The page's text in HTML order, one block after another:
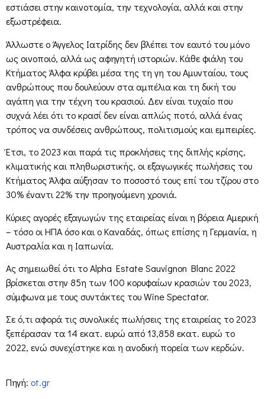
εστιάσει στην καινοτομία, την τεχνολογία, αλλά και στην
εξωστρέφεια.
Άλλωστε ο Άγγελος Ιατρίδης δεν βλέπει τον εαυτό του μόνο
ως οινοποιό, αλλά ως αφηγητή ιστοριών. Κάθε φιάλη του
Κτήματος Άλφα κρύβει μέσα της τη γη του Αμυνταίου, τους
ανθρώπους που δουλεύουν στα αμπέλια και τη δική του
αγάπη για την τέχνη του κρασιού. Δεν είναι τυχαίο που
συχνά λέει ότι το κρασί δεν είναι απλώς ποτό, αλλά ένας
τρόπος να συνδέσεις ανθρώπους, πολιτισμούς και εμπειρίες.
Έτσι, το 2023 και παρά τις προκλήσεις της διπλής κρίσης,
κλιματικής και πληθωριστικής, οι εξαγωγικές πωλήσεις του
Κτήματος Άλφα αύξησαν το ποσοστό τους επί του τζίρου στο
30% έναντι 22% την προηγούμενη χρονιά.
Κύριες αγορές εξαγωγών της εταιρείας είναι η βόρεια Αμερική
– τόσο οι ΗΠΑ όσο και ο Καναδάς, όπως επίσης η Γερμανία, η
Αυστραλία και η Ιαπωνία.
Ας σημειωθεί ότι το Alpha Estate Sauvignon Blanc 2022
βρίσκεται στην 85η των 100 κορυφαίων κρασιών του 2023,
σύμφωνα με τους συντάκτες του Wine Spectator.
Σε ό,τι αφορά τις συνολικές πωλήσεις της εταιρείας το 2023
ξεπέρασαν τα 14 εκατ. ευρώ από 13,858 εκατ. ευρώ το
2022, ενώ συνεχίστηκε και η ανοδική πορεία των κερδών.
Πηγή: ot.gr